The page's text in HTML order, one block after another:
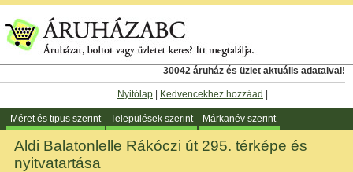
30042 áruház és üzlet aktuális adataival!
Nyitólap Kedvencekhez hozzáad
Méret és tipus szerint Települések szerint Márkanév szerint
Aldi Balatonlelle Rákóczi út 295. térképe és
nyitvatartása